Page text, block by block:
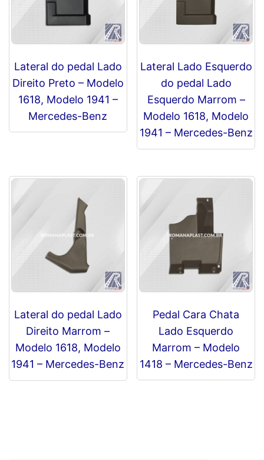
Lateral do pedal Lado
Direito Preto – Modelo
1618, Modelo 1941 –
Mercedes-Benz
Lateral Lado Esquerdo
do pedal Lado
Esquerdo Marrom –
Modelo 1618, Modelo
1941 – Mercedes-Benz
Lateral do pedal Lado
Direito Marrom –
Modelo 1618, Modelo
1941 – Mercedes-Benz
Pedal Cara Chata
Lado Esquerdo
Marrom – Modelo
1418 – Mercedes-Benz